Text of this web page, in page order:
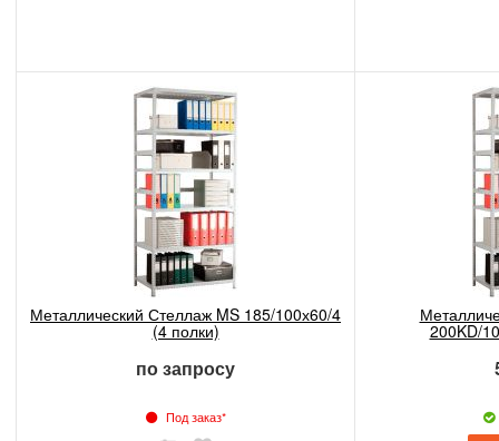
Металлический Стеллаж MS 185/100х60/4
(4 полки)
по запросу
Под заказ*
200KD/